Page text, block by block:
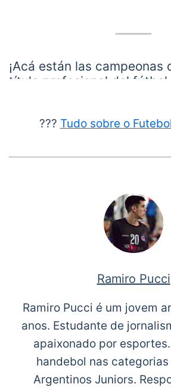
¡Acá están las campeonas
título profesional del fútbol
— Boca Juniors
??? Tudo sobre o
Ramiro Pucci
Ramiro Pucci é um jovem
anos. Estudante de
apaixonado por
handebol nas
Argentinos Juniors.